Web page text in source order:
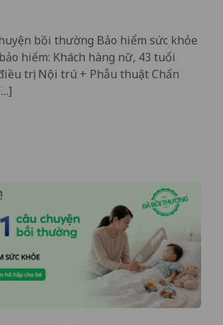
bồi thường Bảo hiểm sức khỏe
hiểm: Khách hàng nữ, 43 tuổi
trị: Nội trú + Phẫu thuật Chẩn